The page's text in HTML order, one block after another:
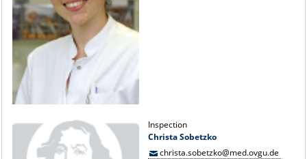
Inspection
Christa Sobetzko
christa.sobetzko@med.ovgu.de